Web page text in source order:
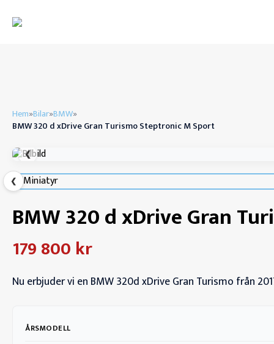
Hem»Bilar»BMW»
BMW 320 d xDrive Gran Turismo Steptronic M Sport
❮
❮
BMW 320 d xDrive Gran
179 800 kr
Nu erbjuder vi en BMW 320d xDrive Gran Turismo från
ÅRSMODELL